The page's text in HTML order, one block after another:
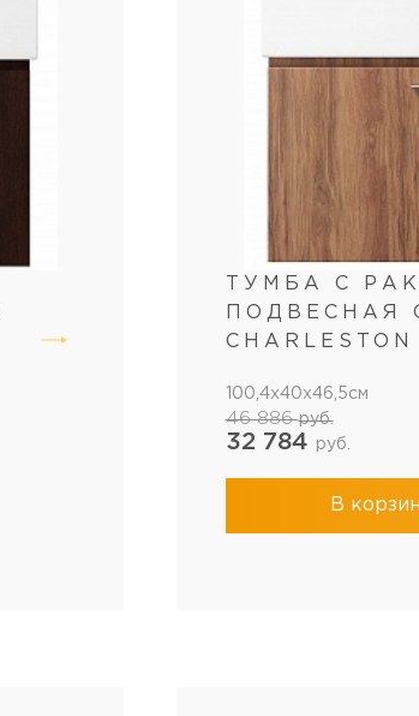
ТУМБА С
ПОДВЕСНАЯ
CHARLESTON
100,4x40x46,5см
46 886руб.
32 784 руб.
В